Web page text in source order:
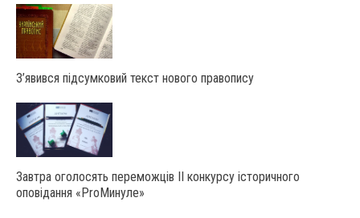
З’явився підсумковий текст нового правопису
Завтра оголосять переможців ІІ конкурсу історичного
оповідання «ProМинуле»